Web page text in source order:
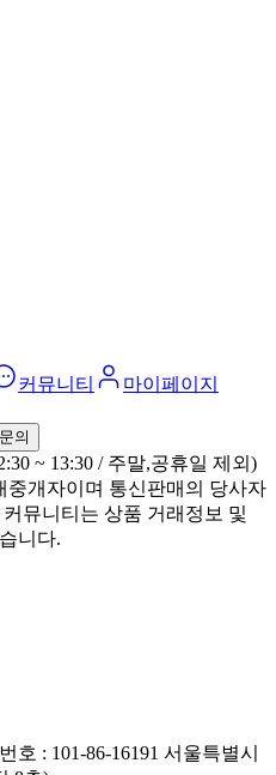
커뮤니티
마이페이지
의
~ 13:30 / 주말,공휴일 제외)
중개자이며 통신판매의 당사자
뮤니티는 상품 거래정보 및
니다.
호 : 101-86-16191 서울특별시